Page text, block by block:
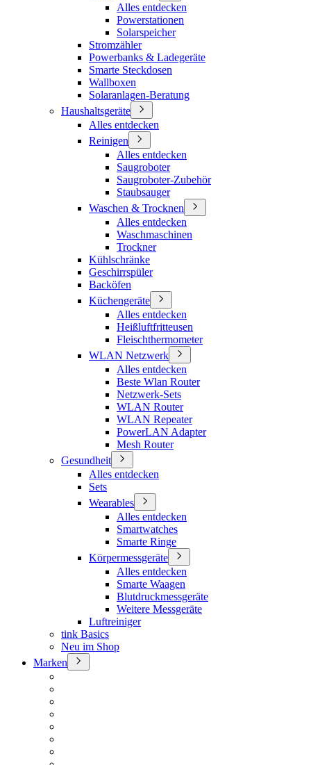
Alles entdecken
Powerstationen
Solarspeicher
Stromzähler
Powerbanks & Ladegeräte
Smarte Steckdosen
Wallboxen
Solaranlagen-Beratung
Haushaltsgeräte
Alles entdecken
Reinigen
Alles entdecken
Saugroboter
Saugroboter-Zubehör
Staubsauger
Waschen & Trocknen
Alles entdecken
Waschmaschinen
Trockner
Kühlschränke
Geschirrspüler
Backöfen
Küchengeräte
Alles entdecken
Heißluftfritteusen
Fleischthermometer
WLAN Netzwerk
Alles entdecken
Beste Wlan Router
Netzwerk-Sets
WLAN Router
WLAN Repeater
PowerLAN Adapter
Mesh Router
Gesundheit
Alles entdecken
Sets
Wearables
Alles entdecken
Smartwatches
Smarte Ringe
Körpermessgeräte
Alles entdecken
Smarte Waagen
Blutdruckmessgeräte
Weitere Messgeräte
Luftreiniger
tink Basics
Neu im Shop
Marken